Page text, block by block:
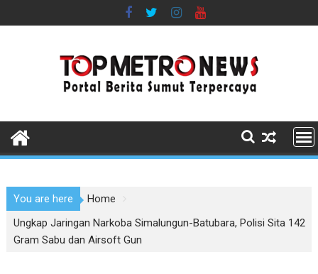
to
You are here
Home
Ungkap Jaringan Narkoba Simalungun-Batubara, Polisi Sita 142
Gram Sabu dan Airsoft Gun